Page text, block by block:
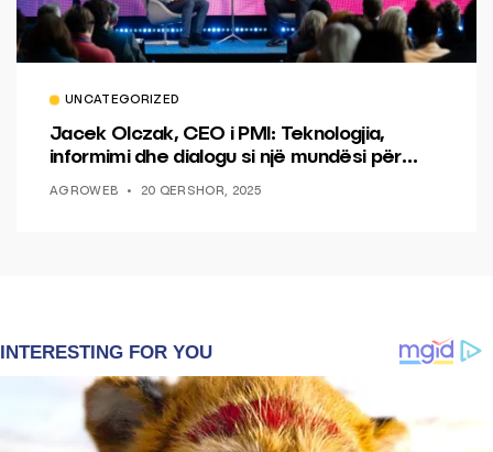
UNCATEGORIZED
Jacek Olczak, CEO i PMI: Teknologjia,
informimi dhe dialogu si një mundësi për
AGROWEB 20 QERSHOR, 2025